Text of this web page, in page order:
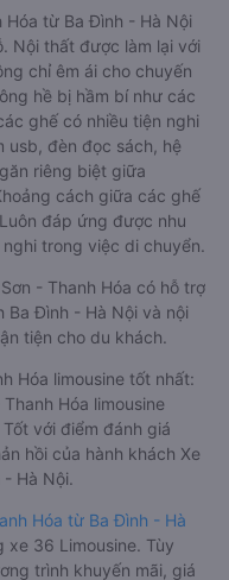
Đình - Hà Nội:
Ba Đình - Hà Nội
Tiện lợi, sang trọng
Hóa từ Ba Đình - Hà Nội
Nội thất được làm lại với
chỉ êm ái cho chuyến
hề bị hầm bí như các
ghế có nhiều tiện nghi
usb, đèn đọc sách, hệ
riêng biệt giữa
cách giữa các ghế
đáp ứng được nhu
trong việc di chuyển.
- Thanh Hóa có hỗ trợ
Đình - Hà Nội và nội
tiện cho du khách.
Hóa limousine tốt nhất:
Hóa limousine
với điểm đánh giá
hồi của hành khách Xe
Hà Nội.